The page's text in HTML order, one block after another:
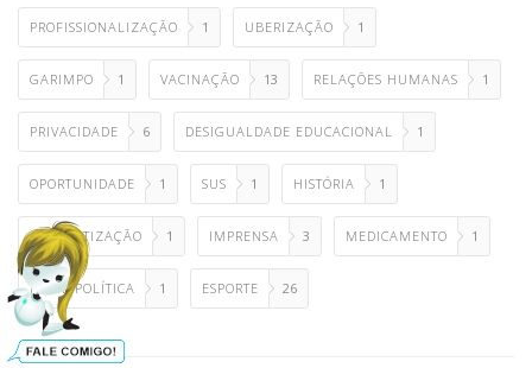
PROFISSIONALIZAÇÃO 1 UBERIZAÇÃO 1
GARIMPO 1 VACINAÇÃO 13 RELAÇÕES HUMANAS 1
PRIVACIDADE 6 DESIGUALDADE EDUCACIONAL 1
OPORTUNIDADE 1 SUS 1 HISTÓRIA 1
ALFABETIZAÇÃO 1 IMPRENSA 3 MEDICAMENTO 1
NECROPOLÍTICA 1 ESPORTE 26